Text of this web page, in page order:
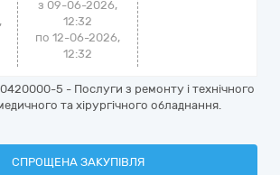
з 09-06-2026,
12:32
по 12-06-2026,
12:32
5 - Послуги з ремонту і технічного
та хірургічного обладнання.
СПРОЩЕНА ЗАКУПІВЛЯ